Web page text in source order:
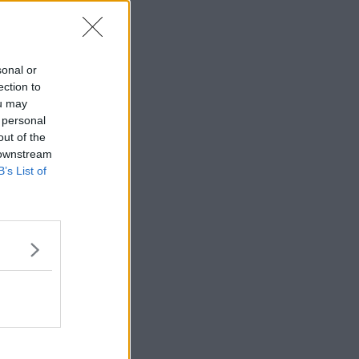
or
to
may
of the
List of